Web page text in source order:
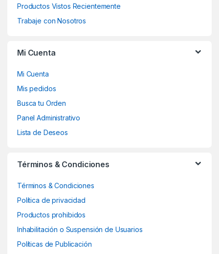
Productos Vistos Recientemente
Trabaje con Nosotros
Mi Cuenta
Mi Cuenta
Mis pedidos
Busca tu Orden
Panel Administrativo
Lista de Deseos
Términos & Condiciones
Términos & Condiciones
Política de privacidad
Productos prohibidos
Inhabilitación o Suspensión de Usuarios
Políticas de Publicación